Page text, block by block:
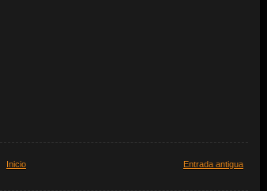
Entrada antigua
Inicio